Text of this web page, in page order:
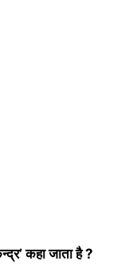
कहा जाता है ?